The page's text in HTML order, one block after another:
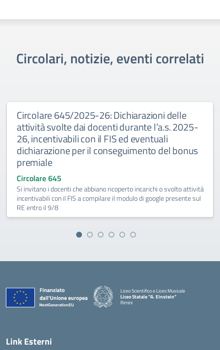
Circolari, notizie, eventi correlati
Circolare 645/2025-26: Dichiarazioni delle
attività svolte dai docenti durante l’a.s. 2025-
26, incentivabili con il FIS ed eventuali
dichiarazione per il conseguimento del bonus
premiale
Circolare 645
Si invitano i docenti che abbiano ricoperto incarichi o svolto attività
incentivabili con il FIS a compilare il modulo di google presente sul
RE entro il 9/8
Liceo Scientifico e Liceo Musicale
Liceo Statale "A. Einstein"
Rimini
Link Esterni